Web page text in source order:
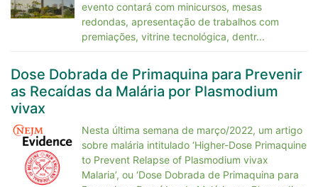
evento contará com minicursos, mesas
redondas, apresentação de trabalhos com
premiações, vitrine tecnológica, dentr...
Dose Dobrada de Primaquina para Prevenir
as Recaídas da Malária por Plasmodium
vivax
Nesta última semana de março/2022, um artigo
sobre malária intitulado ‘Higher-Dose Primaquine
to Prevent Relapse of Plasmodium vivax
Malaria’, ou ‘Dose Dobrada de Primaquina para